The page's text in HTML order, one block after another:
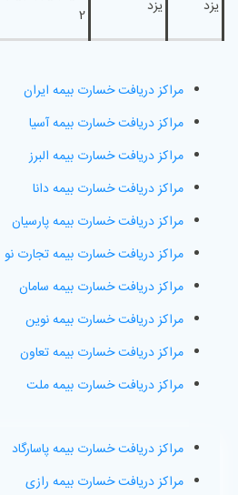
یزد یزد
2
مراکز دریافت خسارت بیمه ایران
مراکز دریافت خسارت بیمه آسیا
مراکز دریافت خسارت بیمه البرز
مراکز دریافت خسارت بیمه دانا
مراکز دریافت خسارت بیمه پارسیان
مراکز دریافت خسارت بیمه تجارت نو
مراکز دریافت خسارت بیمه سامان
مراکز دریافت خسارت بیمه نوین
مراکز دریافت خسارت بیمه تعاون
مراکز دریافت خسارت بیمه ملت
مراکز دریافت خسارت بیمه پاسارگاد
مراکز دریافت خسارت بیمه رازی